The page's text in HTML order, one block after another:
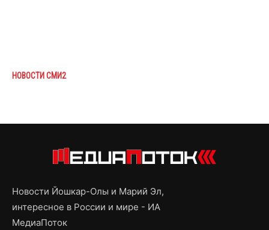
НОВОСТИ СМИ2
Новости Йошкар-Олы и Марий Эл,
интересное в России и мире - ИА
МедиаПоток